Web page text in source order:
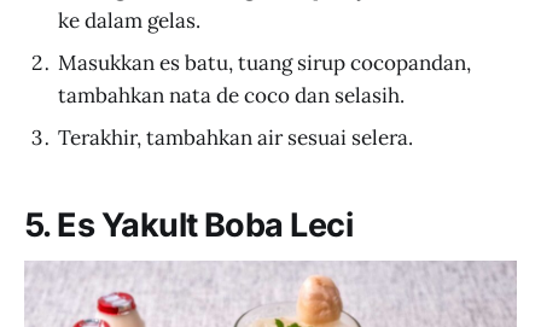
ke dalam gelas.
Masukkan es batu, tuang sirup cocopandan,
tambahkan nata de coco dan selasih.
Terakhir, tambahkan air sesuai selera.
5. Es Yakult Boba Leci